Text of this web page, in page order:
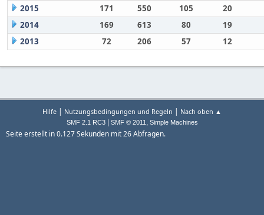
2015
171 550 105
20
2014
169 613 80
19
2013
72 206 57 12
Hilfe | Nutzungsbedingungen und Regeln | Nach oben ▲
SMF 2.1 RC3| SMF © 2011 , Simple Machines
Seite erstellt in 0.127 Sekunden mit 26 Abfragen.